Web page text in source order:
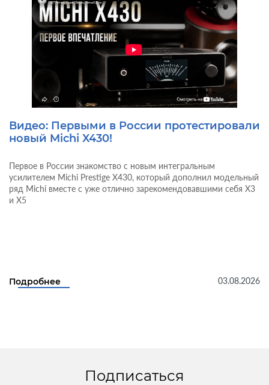
Видео: Первыми в России протестировали
новый Michi X430!
Первое в России знакомство с новым интегральным
усилителем Michi Prestige X430, который дополнил модельный
ряд Michi вместе с уже отлично зарекомендовавшими себя X3
и X5
Подробнее 03.08.2026
Подписаться